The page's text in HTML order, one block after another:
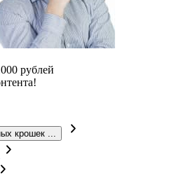
рублей
крошек ...